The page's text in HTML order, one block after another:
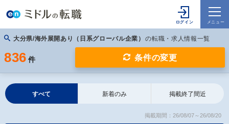
大分県/海外展開あり（日系グローバル企業） の転職・求人情報一覧
836 件 条件の変更
すべて 新着のみ 掲載終了間近
掲載期間：26/08/07～26/08/20